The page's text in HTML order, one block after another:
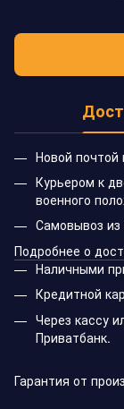
Новой
Курьером к
военного
Самовывоз
Подробнее о
Наличными
Кредитной
Через кассу
Приватбанк.
Гарантия от